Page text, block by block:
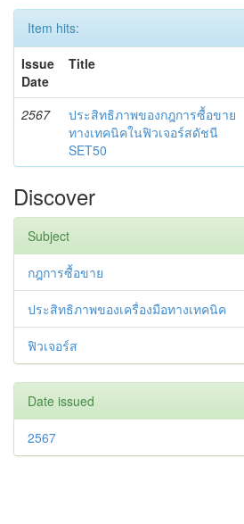
Item hits:
Issue
Date
Title
2567
ประสิทธิภาพของกฎการซื้อขาย
ทางเทคนิคในฟิวเจอร์สดัชนี
SET50
Discover
Subject
กฎการซื้อขาย
ประสิทธิภาพของเครื่องมือทางเทคนิค
ฟิวเจอร์ส
Date issued
2567